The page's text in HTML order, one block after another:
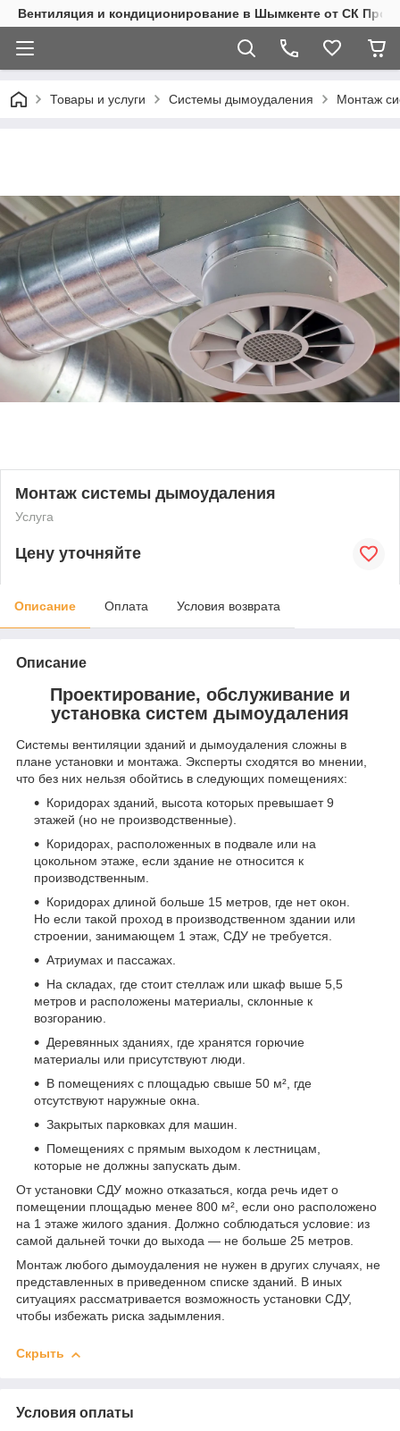
Вентиляция и кондиционирование в Шымкенте от СК Пром
Товары и услуги Системы дымоудаления Монтаж
Монтаж системы дымоудаления
Услуга
Цену уточняйте
Описание Оплата Условия возврата
Описание
Проектирование, обслуживание и
установка систем дымоудаления
Системы вентиляции зданий и дымоудаления сложны в
плане установки и монтажа. Эксперты сходятся во мнении,
что без них нельзя обойтись в следующих помещениях:
Коридорах зданий, высота которых превышает 9
этажей (но не производственные).
Коридорах, расположенных в подвале или на
цокольном этаже, если здание не относится к
производственным.
Коридорах длиной больше 15 метров, где нет окон.
Но если такой проход в производственном здании или
строении, занимающем 1 этаж, СДУ не требуется.
Атриумах и пассажах.
На складах, где стоит стеллаж или шкаф выше 5,5
метров и расположены материалы, склонные к
возгоранию.
Деревянных зданиях, где хранятся горючие
материалы или присутствуют люди.
В помещениях с площадью свыше 50 м², где
отсутствуют наружные окна.
Закрытых парковках для машин.
Помещениях с прямым выходом к лестницам,
которые не должны запускать дым.
От установки СДУ можно отказаться, когда речь идет о
помещении площадью менее 800 м², если оно расположено
на 1 этаже жилого здания. Должно соблюдаться условие: из
самой дальней точки до выхода — не больше 25 метров.
Монтаж любого дымоудаления не нужен в других случаях, не
представленных в приведенном списке зданий. В иных
ситуациях рассматривается возможность установки СДУ,
чтобы избежать риска задымления.
Скрыть
Условия оплаты